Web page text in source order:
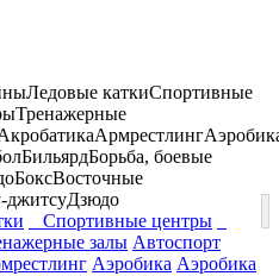
Ледовые каткиСпортивные
Тренажерные
Армрестлинг
БильярдБорьба, боевые
БоксВосточные
Дзюдо
Спортивные центры
залы Автоспорт
Аэробика Аэробика